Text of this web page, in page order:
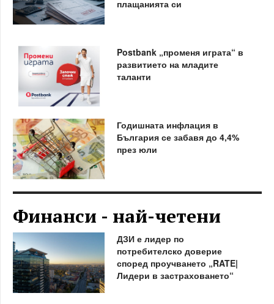
плащанията си
Postbank „променя играта“ в
развитието на младите
таланти
Годишната инфлация в
България се забавя до 4,4%
през юли
Финанси - най-четени
ДЗИ е лидер по
потребителско доверие
според проучването „RATE|
Лидери в застраховането“